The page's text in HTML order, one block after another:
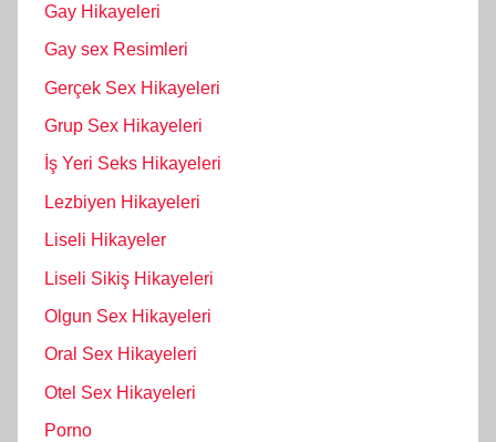
Gay Hikayeleri
Gay sex Resimleri
Gerçek Sex Hikayeleri
Grup Sex Hikayeleri
İş Yeri Seks Hikayeleri
Lezbiyen Hikayeleri
Liseli Hikayeler
Liseli Sikiş Hikayeleri
Olgun Sex Hikayeleri
Oral Sex Hikayeleri
Otel Sex Hikayeleri
Porno